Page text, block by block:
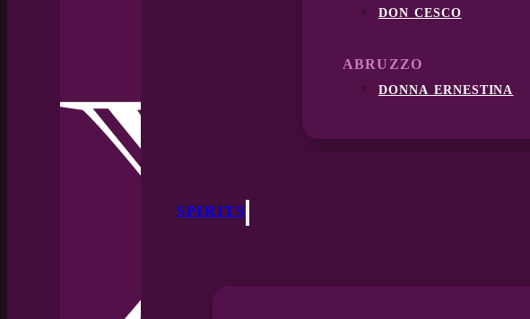
don cesco
ABRUZZO
donna ernestina
SPIRITS